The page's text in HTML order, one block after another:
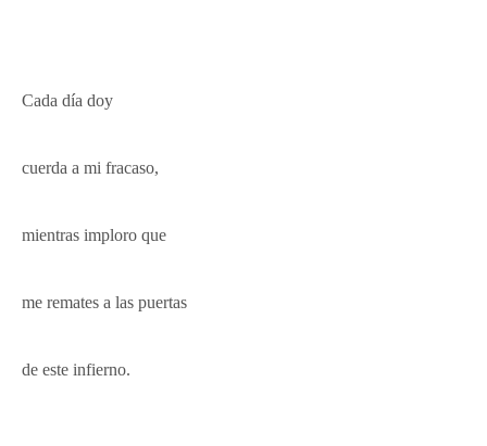
Cada día doy
cuerda a mi fracaso,
mientras imploro que
me remates a las puertas
de este infierno.